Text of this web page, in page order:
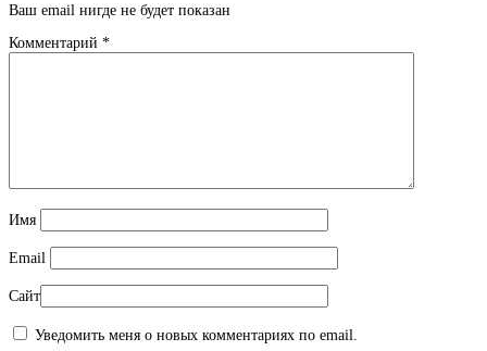
Ваш email нигде не будет показан
Комментарий *
Имя
Email
Сайт
Уведомить меня о новых комментариях по email.